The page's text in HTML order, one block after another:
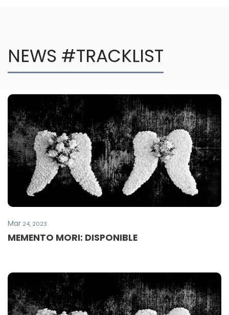
NEWS #TRACKLIST
Mar 24, 2023
MEMENTO MORI: DISPONIBLE